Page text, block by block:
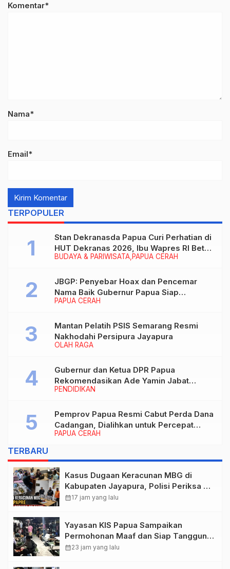
Komentar*
Nama*
Email*
TERPOPULER
BUDAYA & PARIWISATA PAPUA CERAH
Stan Dekranasda Papua Curi Perhatian di
HUT Dekranas 2026, Ibu Wapres RI Betah
Menikmati Karya Perajin
PAPUA CERAH
JBGP: Penyebar Hoax dan Pencemar
Nama Baik Gubernur Papua Siap
Berhadapan dengan Hukum!
OLAH RAGA
Mantan Pelatih PSIS Semarang Resmi
Nakhodahi Persipura Jayapura
PENDIDIKAN
Gubernur dan Ketua DPR Papua
Rekomendasikan Ade Yamin Jabat
Rektor IAIN Fattahul Muluk Papua
PAPUA CERAH
Pemprov Papua Resmi Cabut Perda Dana
Cadangan, Dialihkan untuk Percepat
Pembangunan dan Layanan Publik
TERBARU
Kasus Dugaan Keracunan MBG di
Kabupaten Jayapura, Polisi Periksa 30
Orang Saksi
calendar_month17 jam yang lalu
Yayasan KIS Papua Sampaikan
Permohonan Maaf dan Siap Tanggung
Biaya Korban Dugaan Keracunan MBG
calendar_month23 jam yang lalu